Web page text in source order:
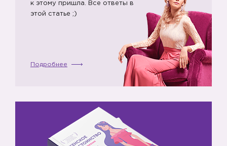
к этому пришла. Все ответы в
этой статье ;)
Подробнее